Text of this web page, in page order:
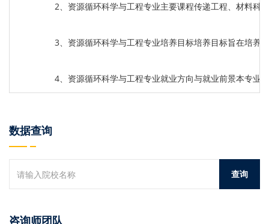
2、资源循环科学与工程专业主要课程传递工程、材料科
3、资源循环科学与工程专业培养目标培养目标旨在培养
4、资源循环科学与工程专业就业方向与就业前景本专业
数据查询
咨询师团队